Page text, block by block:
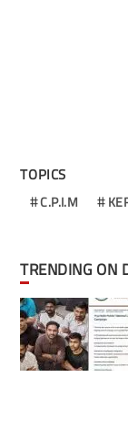
TOPICS
C.P.I.M
TRENDING ON